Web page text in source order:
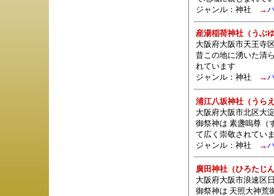
ジャンル： 神社 →
産湯稲荷神社（うぶ
大阪府大阪市天王寺
昔この地に湧いた清
れています
ジャンル： 神社 →
浦江八坂神社（うら
大阪府大阪市北区大
御祭神は 素盞嗚尊（
て広く崇敬されてい
ジャンル： 神社 →
廣田神社（ひろたじ
大阪府大阪市浪速区
御祭神は 天照大神荒